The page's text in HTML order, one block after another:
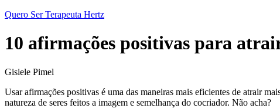
Quero Ser Terapeuta Hertz
10 afirmações positivas para
Gisiele Pimel
Usar afirmações positivas é uma das maneiras mais eficientes de atrair
natureza de seres feitos a imagem e semelhança do cocriador. Não acha?